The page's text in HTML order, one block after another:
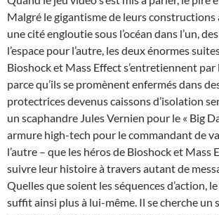
Malgré le gigantisme de leurs
une cité engloutie sous l’océan dans l’un,
l’espace pour l’autre, les deux énormes
Bioshock et Mass Effect s’entretiennent par
parce qu’ils se promènent enfermés dans
protectrices devenus caissons d’isolation
un scaphandre Jules Vernien pour le « Big
armure high-tech pour le commandant de
l’autre – que les héros de Bioshock et Mass
suivre leur histoire à travers autant de
Quelles que soient les séquences d’action,
suffit ainsi plus à lui-même. Il se cherche un